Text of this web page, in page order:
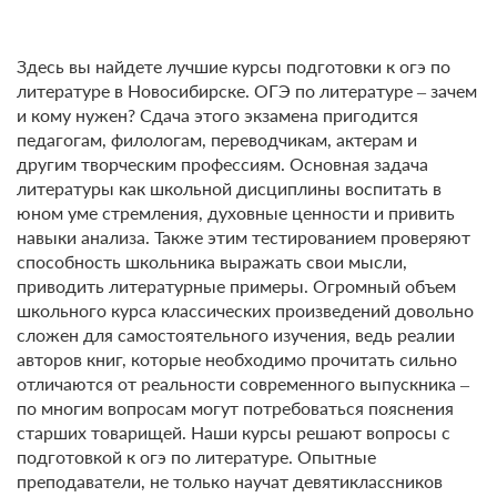
Здесь вы найдете лучшие курсы подготовки к огэ по
литературе в Новосибирске. ОГЭ по литературе – зачем
и кому нужен? Сдача этого экзамена пригодится
педагогам, филологам, переводчикам, актерам и
другим творческим профессиям. Основная задача
литературы как школьной дисциплины воспитать в
юном уме стремления, духовные ценности и привить
навыки анализа. Также этим тестированием проверяют
способность школьника выражать свои мысли,
приводить литературные примеры. Огромный объем
школьного курса классических произведений довольно
сложен для самостоятельного изучения, ведь реалии
авторов книг, которые необходимо прочитать сильно
отличаются от реальности современного выпускника –
по многим вопросам могут потребоваться пояснения
старших товарищей. Наши курсы решают вопросы с
подготовкой к огэ по литературе. Опытные
преподаватели, не только научат девятиклассников